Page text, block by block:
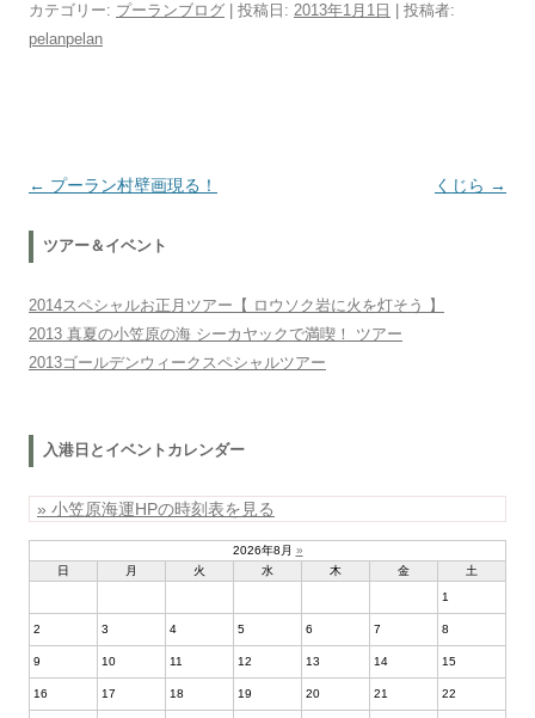
カテゴリー: プーランブログ | 投稿日: 2013年1月1日
投稿者:
pelanpelan
投稿ナビゲーション
← プーラン村壁画現る！ くじら →
ツアー＆イベント
2014スペシャルお正月ツアー【 ロウソク岩に火を灯そう 】
2013 真夏の小笠原の海 シーカヤックで満喫！ ツアー
2013ゴールデンウィークスペシャルツアー
入港日とイベントカレンダー
» 小笠原海運HPの時刻表を見る
2026年8月 »
日
月 火 水 木 金
土
1
2 3 4 5 6 7 8
9 10 11 12 13 14 15
16 17 18 19 20 21 22